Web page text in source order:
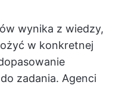
wynika z wiedzy,
w konkretnej
zadania. Agenci